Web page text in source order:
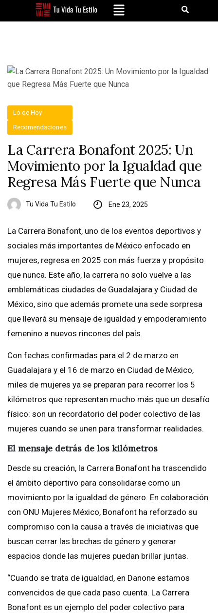
Lo de Hoy
Recomendaciones
La Carrera Bonafont 2025: Un
Movimiento por la Igualdad que
Regresa Más Fuerte que Nunca
Tu Vida Tu Estilo Ene 23, 2025
La Carrera Bonafont, uno de los eventos deportivos y
sociales más importantes de México enfocado en
mujeres, regresa en 2025 con más fuerza y propósito
que nunca. Este año, la carrera no solo vuelve a las
emblemáticas ciudades de Guadalajara y Ciudad de
México, sino que además promete una sede sorpresa
que llevará su mensaje de igualdad y empoderamiento
femenino a nuevos rincones del país.
Con fechas confirmadas para el 2 de marzo en
Guadalajara y el 16 de marzo en Ciudad de México,
miles de mujeres ya se preparan para recorrer los 5
kilómetros que representan mucho más que un desafío
físico: son un recordatorio del poder colectivo de las
mujeres cuando se unen para transformar realidades.
El mensaje detrás de los kilómetros
Desde su creación, la Carrera Bonafont ha trascendido
el ámbito deportivo para consolidarse como un
movimiento por la igualdad de género. En colaboración
con ONU Mujeres México, Bonafont ha reforzado su
compromiso con la causa a través de iniciativas que
buscan cerrar las brechas de género y generar
espacios donde las mujeres puedan brillar juntas.
“Cuando se trata de igualdad, en Danone estamos
convencidos de que cada paso cuenta. La Carrera
Bonafont es un ejemplo del poder colectivo para